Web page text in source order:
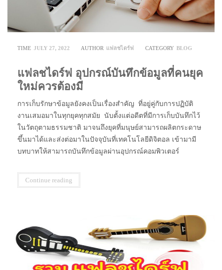
TIME JULY 27, 2022 AUTHOR แฟลชไดร์ฟ CATEGORY BLOG
แฟลชไดร์ฟ อุปกรณ์บันทึกข้อมูลที่คนยุค
ใหม่ควรต้องมี
การเก็บรักษาข้อมูลยังคงเป็นเรื่องสำคัญ ที่อยู่คู่กับการปฏิบัติ
งานเสมอมาในทุกยุคทุกสมัย นับตั้งแต่อดีตที่มีการเก็บบันทึกไว้
ในวัตถุตามธรรมชาติ มาจนถึงยุคที่มนุษย์สามารถผลิตกระดาษ
ขึ้นมาได้และส่งต่อมาในปัจจุบันที่เทคโนโลยีดิจิตอล เข้ามามี
บทบาทให้สามารถบันทึกข้อมูลผ่านอุปกรณ์คอมพิวเตอร์
Continue reading